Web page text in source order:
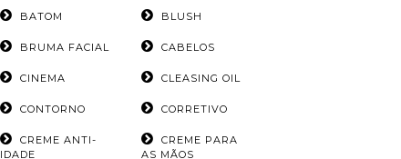
BATOM BLUSH
BRUMA FACIAL CABELOS
CINEMA CLEASING OIL
CONTORNO CORRETIVO
CREME ANTI-
IDADE
CREME PARA
AS MÃOS